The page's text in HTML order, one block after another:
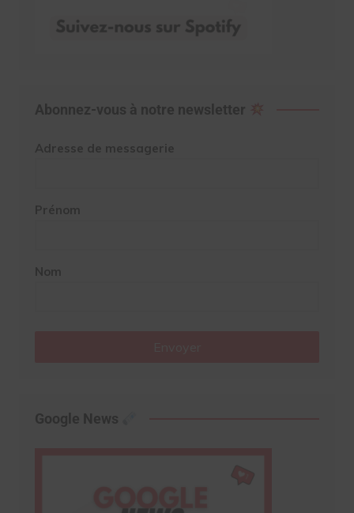
Abonnez-vous à notre newsletter
Adresse de messagerie
Prénom
Nom
Google News